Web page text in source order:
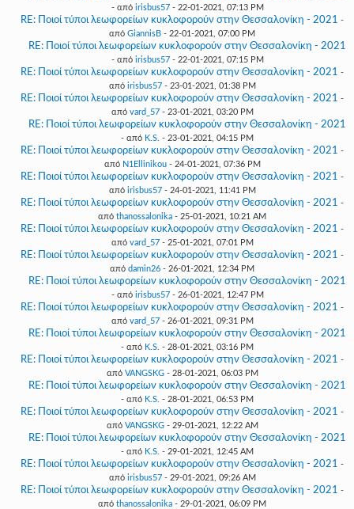
- από irisbus57- 22-01-2021, 07:13 PM
RE: Ποιοί τύποι λεωφορείων κυκλοφορούν στην Θεσσαλονίκη - 2021 -
από GiannisB - 22-01-2021, 07:00 PM
RE: Ποιοί τύποι λεωφορείων κυκλοφορούν στην Θεσσαλονίκη - 2021
- από irisbus57- 22-01-2021, 07:15 PM
RE: Ποιοί τύποι λεωφορείων κυκλοφορούν στην Θεσσαλονίκη - 2021 -
από irisbus57- 23-01-2021, 01:38 PM
RE: Ποιοί τύποι λεωφορείων κυκλοφορούν στην Θεσσαλονίκη - 2021 -
από vard_57- 23-01-2021, 03:20 PM
RE: Ποιοί τύποι λεωφορείων κυκλοφορούν στην Θεσσαλονίκη - 2021
- από K.S. - 23-01-2021, 04:15 PM
RE: Ποιοί τύποι λεωφορείων κυκλοφορούν στην Θεσσαλονίκη - 2021 -
από N1Ellinikou- 24-01-2021, 07:36 PM
RE: Ποιοί τύποι λεωφορείων κυκλοφορούν στην Θεσσαλονίκη - 2021 -
από irisbus57- 24-01-2021, 11:41 PM
RE: Ποιοί τύποι λεωφορείων κυκλοφορούν στην Θεσσαλονίκη - 2021 -
από thanossalonika - 25-01-2021, 10:21 AM
RE: Ποιοί τύποι λεωφορείων κυκλοφορούν στην Θεσσαλονίκη - 2021 -
από vard_57- 25-01-2021, 07:01 PM
RE: Ποιοί τύποι λεωφορείων κυκλοφορούν στην Θεσσαλονίκη - 2021 -
από damin26 - 26-01-2021, 12:34 PM
RE: Ποιοί τύποι λεωφορείων κυκλοφορούν στην Θεσσαλονίκη - 2021
- από irisbus57- 26-01-2021, 12:47 PM
RE: Ποιοί τύποι λεωφορείων κυκλοφορούν στην Θεσσαλονίκη - 2021 -
από vard_57- 26-01-2021, 09:31 PM
RE: Ποιοί τύποι λεωφορείων κυκλοφορούν στην Θεσσαλονίκη - 2021
- από K.S. - 28-01-2021, 03:16 PM
RE: Ποιοί τύποι λεωφορείων κυκλοφορούν στην Θεσσαλονίκη - 2021 -
από VANGSKG- 28-01-2021, 06:03 PM
RE: Ποιοί τύποι λεωφορείων κυκλοφορούν στην Θεσσαλονίκη - 2021
- από K.S. - 28-01-2021, 06:53 PM
RE: Ποιοί τύποι λεωφορείων κυκλοφορούν στην Θεσσαλονίκη - 2021 -
από VANGSKG- 29-01-2021, 12:22 AM
RE: Ποιοί τύποι λεωφορείων κυκλοφορούν στην Θεσσαλονίκη - 2021
- από K.S. - 29-01-2021, 12:45 AM
RE: Ποιοί τύποι λεωφορείων κυκλοφορούν στην Θεσσαλονίκη - 2021 -
από irisbus57- 29-01-2021, 09:26 AM
RE: Ποιοί τύποι λεωφορείων κυκλοφορούν στην Θεσσαλονίκη - 2021 -
από thanossalonika - 29-01-2021, 06:09 PM